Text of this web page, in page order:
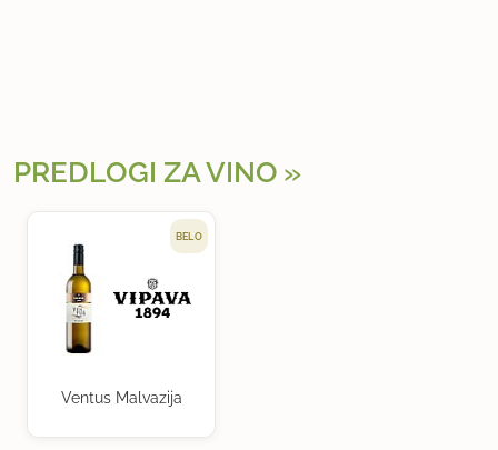
PREDLOGI ZA VINO
BELO
Ventus Malvazija